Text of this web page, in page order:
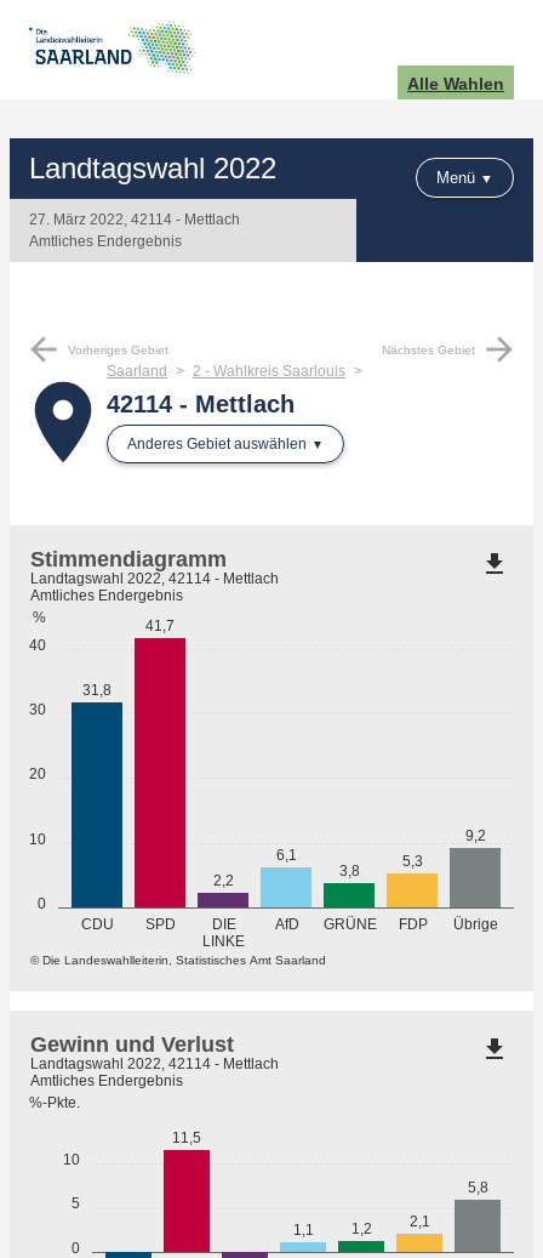
Alle Wahlen
Landtagswahl 2022
27. März 2022, 42114 - Mettlach
Amtliches Endergebnis
Menü
arrow_back Vorheriges Gebiet Nächstes Gebiet arrow_forward
place
Saarland 2 - Wahlkreis Saarlouis
42114 - Mettlach
Anderes Gebiet auswählen
0
10
20
30
40
%
CDU SPD
DIE
LINKE
AfD GRÜNE FDP Übrige
31,8
41,7
2,2
6,1
3,8
5,3
9,2
© Die Landeswahlleiterin, Statistisches Amt Saarland
Stimmendiagramm
Landtagswahl 2022, 42114 - Mettlach
Amtliches Endergebnis
file_download
0
5
10
%-Pkte.
11,5
1,1 1,2 2,1
5,8
Gewinn und Verlust
Landtagswahl 2022, 42114 - Mettlach
Amtliches Endergebnis
file_download